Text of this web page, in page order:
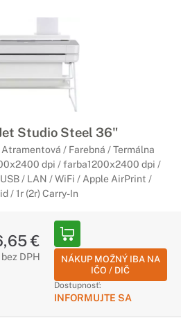
Studio Steel 36"
/ Farebná / Termálna
dpi / farba1200x2400 dpi /
/ LAN / WiFi / Apple AirPrint /
/ 1r (2r) Carry-In
€
DPH
NÁKUP MOŽNÝ IBA NA
IČO / DIČ
Dostupnosť:
INFORMUJTE SA